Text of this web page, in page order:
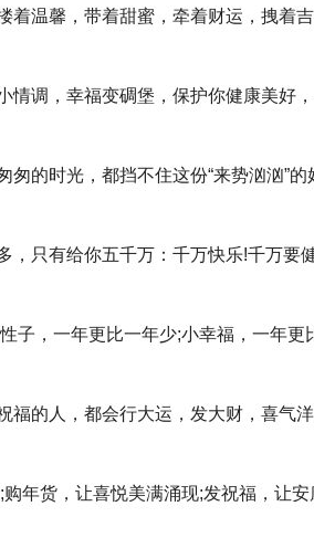
着温馨，带着甜蜜，牵着财运，拽着
情调，幸福变碉堡，保护你健康美好
的时光，都挡不住这份“来势汹汹”的
，只有给你五千万：千万快乐!千万要
子，一年更比一年少;小幸福，一年更
福的人，都会行大运，发大财，喜气
年货，让喜悦美满涌现;发祝福，让安